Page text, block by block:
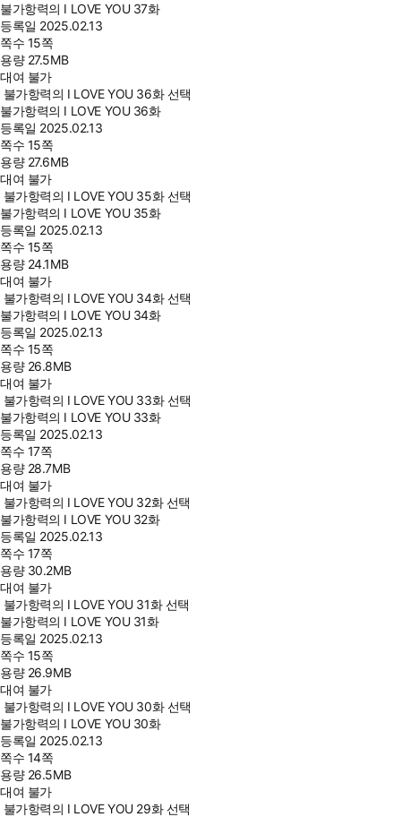
불가항력의 I LOVE YOU 37화
등록일 2025.02.13
쪽수 15쪽
용량 27.5MB
대여 불가
불가항력의 I LOVE YOU 36화 선택
불가항력의 I LOVE YOU 36화
등록일 2025.02.13
쪽수 15쪽
용량 27.6MB
대여 불가
불가항력의 I LOVE YOU 35화 선택
불가항력의 I LOVE YOU 35화
등록일 2025.02.13
쪽수 15쪽
용량 24.1MB
대여 불가
불가항력의 I LOVE YOU 34화 선택
불가항력의 I LOVE YOU 34화
등록일 2025.02.13
쪽수 15쪽
용량 26.8MB
대여 불가
불가항력의 I LOVE YOU 33화 선택
불가항력의 I LOVE YOU 33화
등록일 2025.02.13
쪽수 17쪽
용량 28.7MB
대여 불가
불가항력의 I LOVE YOU 32화 선택
불가항력의 I LOVE YOU 32화
등록일 2025.02.13
쪽수 17쪽
용량 30.2MB
대여 불가
불가항력의 I LOVE YOU 31화 선택
불가항력의 I LOVE YOU 31화
등록일 2025.02.13
쪽수 15쪽
용량 26.9MB
대여 불가
불가항력의 I LOVE YOU 30화 선택
불가항력의 I LOVE YOU 30화
등록일 2025.02.13
쪽수 14쪽
용량 26.5MB
대여 불가
불가항력의 I LOVE YOU 29화 선택